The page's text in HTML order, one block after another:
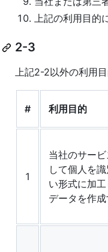
上記の利用目的
2-3
上記2-2以外の利用目
# 利用目的
1
当社のサー
して個人を
い形式に加
データを作